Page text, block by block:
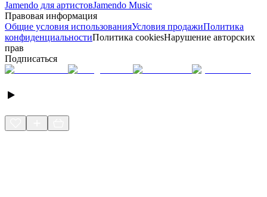
Jamendo для артистовJamendo Music
Правовая информация
Общие условия использованияУсловия продажиПолитика
конфиденциальностиПолитика cookiesНарушение авторских
прав
Подписаться